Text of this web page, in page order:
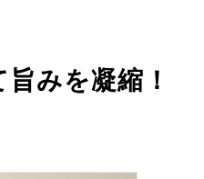
みを凝縮！